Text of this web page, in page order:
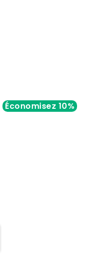
Économisez 10%